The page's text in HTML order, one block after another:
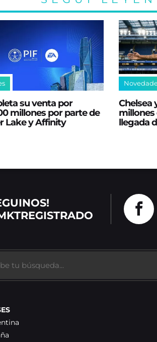
su venta por
millones por parte de
Lake y Affinity
Chelsea
millones
llegada